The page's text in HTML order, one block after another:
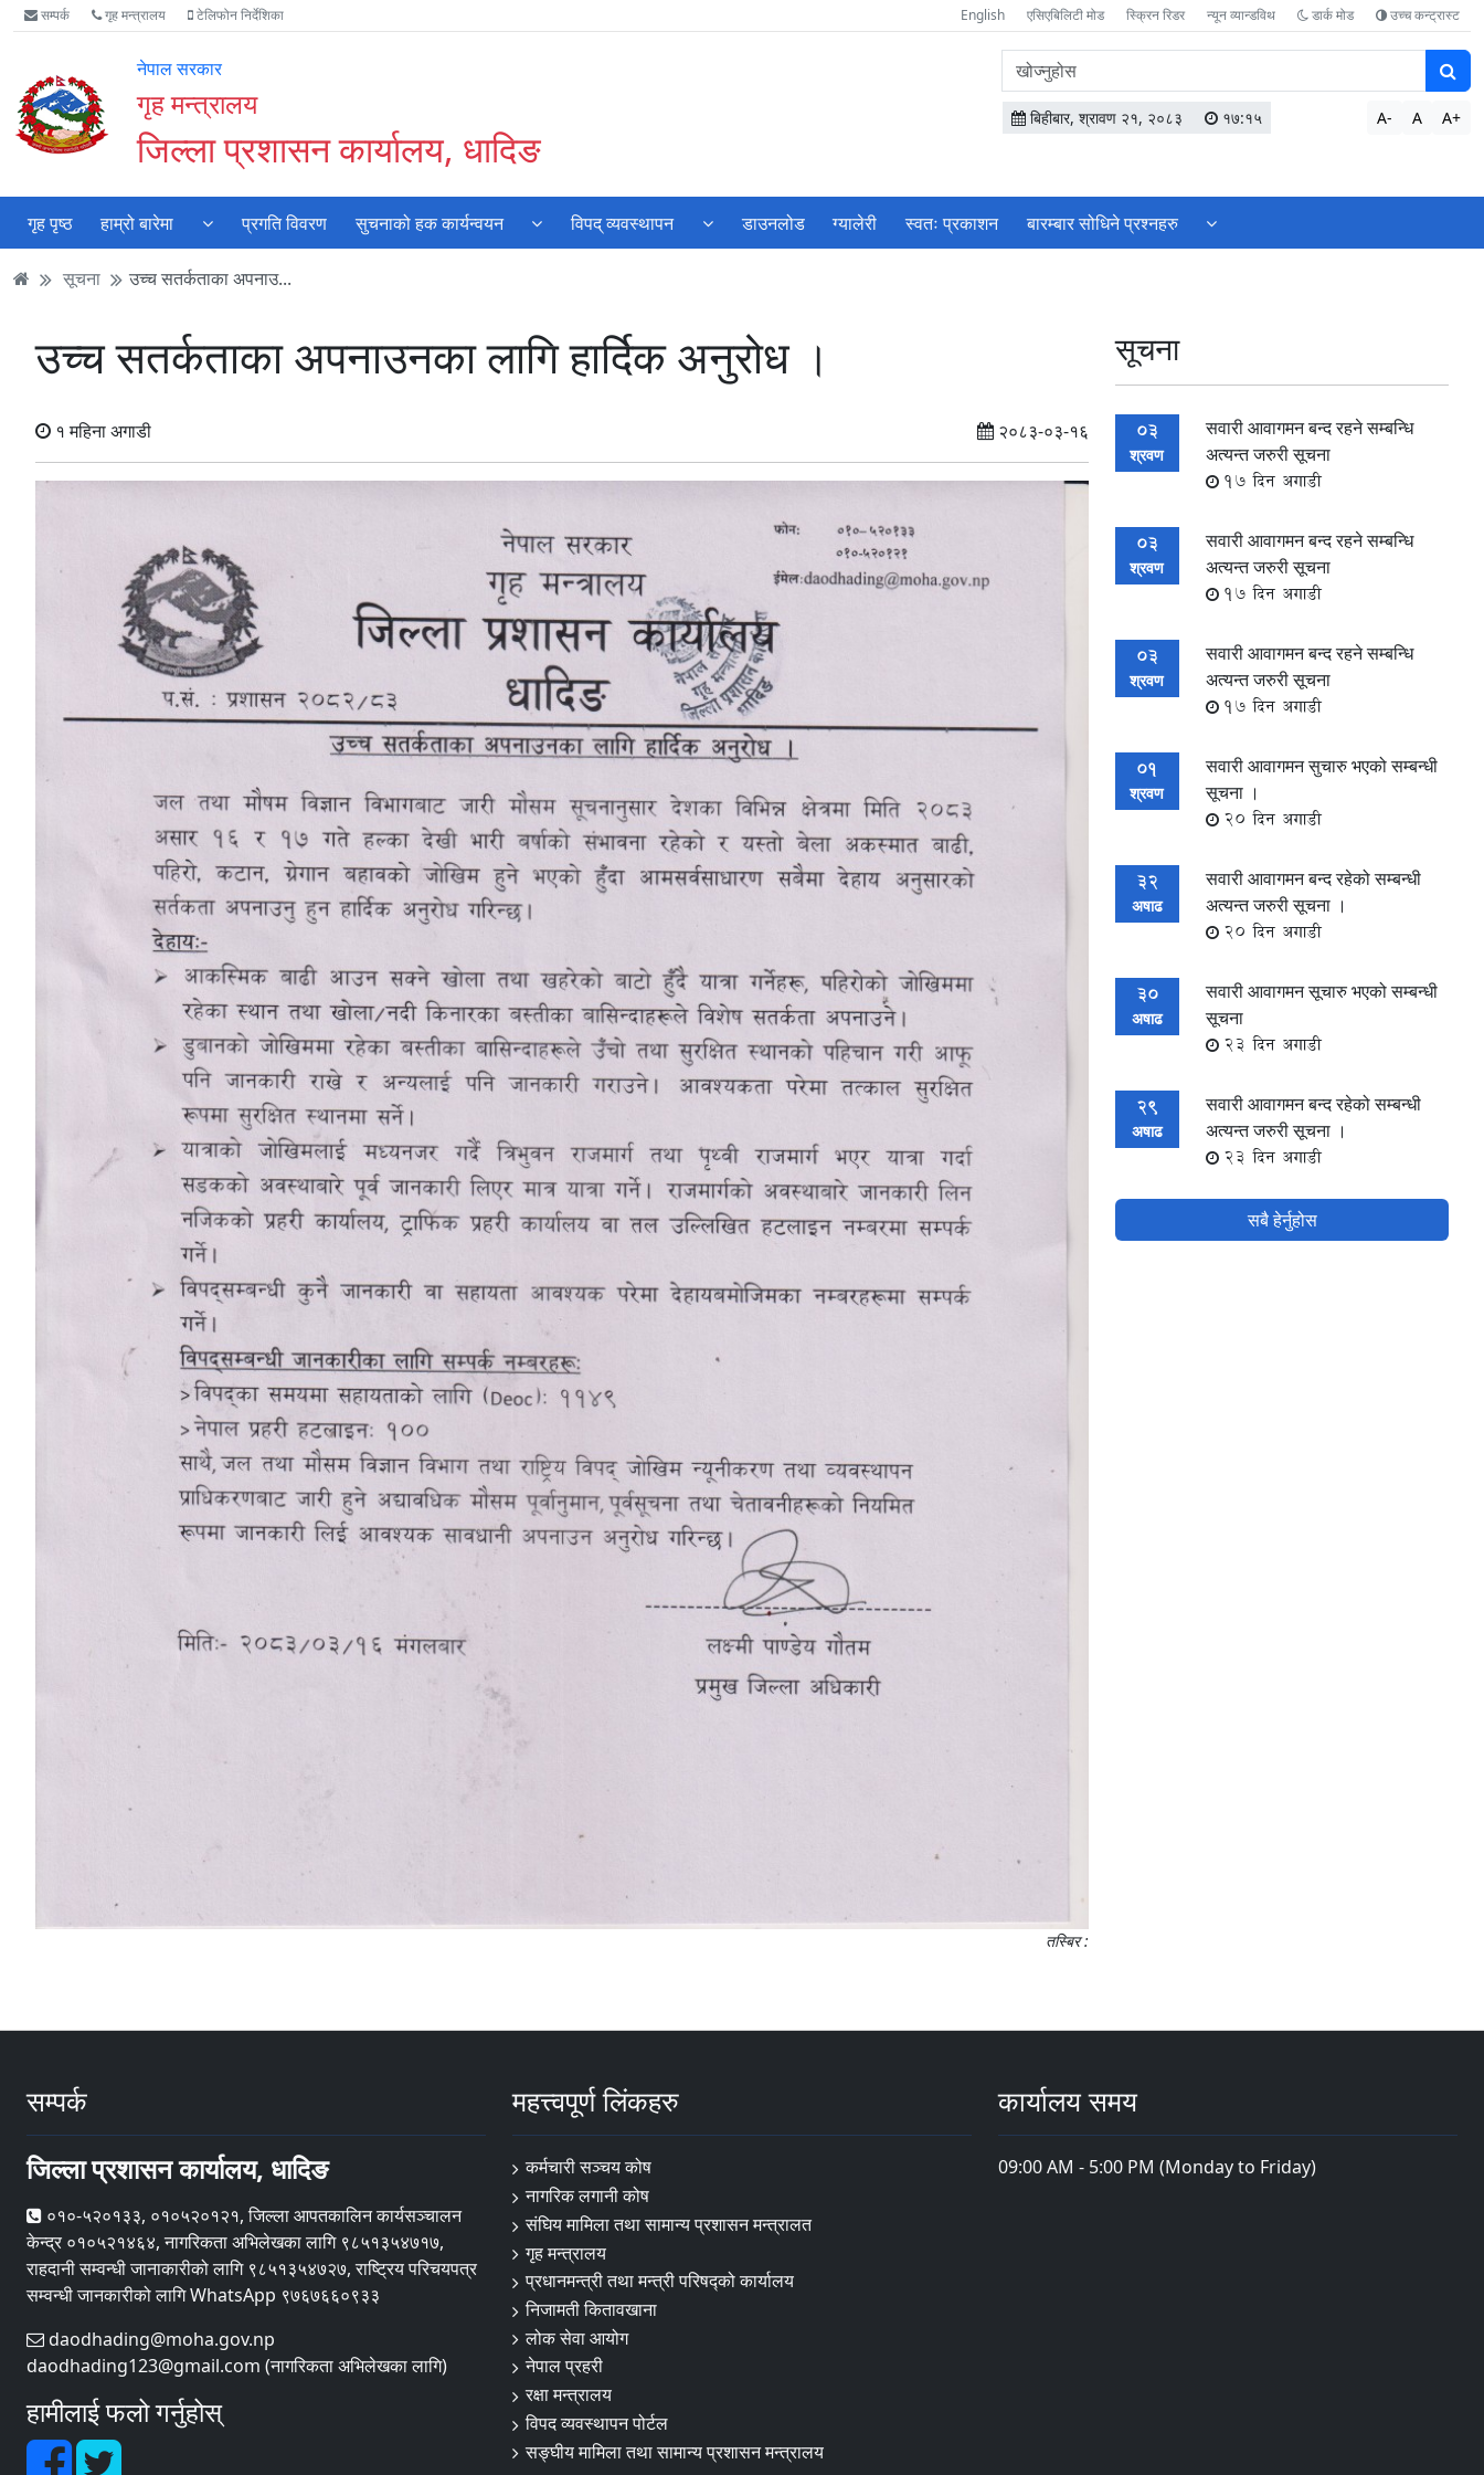
Accessibility
Mode
गर्नुहोस्
मुख्य
सामाग्री
मुख्य
नेभिगेसन
वेबसाइट
खोजमा
सम्पर्क गृह मन्त्रालय टेलिफोन निर्देशिका English एसिएबिलिटी मोड स्क्रिन रिडर न्यून व्यान्डविथ डार्क मोड उच्च कन्ट्रास्ट
नेपाल सरकार
गृह मन्त्रालय
जिल्ला प्रशासन कार्यालय, धादिङ
वेबसाइटमा
सामग्री
खोज्नुहोस
बिहीबार, श्रावण २१, २०८३ १७:१५ A- A A+
गृह पृष्ठ हाम्रो बारेमा प्रगति विवरण सुचनाको हक कार्यन्वयन विपद् व्यवस्थापन डाउनलोड ग्यालेरी स्वतः प्रकाशन बारम्बार सोधिने प्रश्नहरु
सूचना उच्च सतर्कताका अपनाउ...
उच्च सतर्कताका अपनाउनका लागि हार्दिक अनुरोध ।
१ महिना अगाडी २०८३-०३-१६
तस्बिर :
सूचना
03
श्रवण
सवारी आवागमन बन्द रहने सम्बन्धि
अत्यन्त जरुरी सूचना
17 दिन अगाडी
03
श्रवण
सवारी आवागमन बन्द रहने सम्बन्धि
अत्यन्त जरुरी सूचना
17 दिन अगाडी
03
श्रवण
सवारी आवागमन बन्द रहने सम्बन्धि
अत्यन्त जरुरी सूचना
17 दिन अगाडी
01
श्रवण
सवारी आवागमन सुचारु भएको सम्बन्धी
सूचना ।
20 दिन अगाडी
32
अषाढ
सवारी आवागमन बन्द रहेको सम्बन्धी
अत्यन्त जरुरी सूचना ।
20 दिन अगाडी
30
अषाढ
सवारी आवागमन सूचारु भएको सम्बन्धी
सूचना
23 दिन अगाडी
29
अषाढ
सवारी आवागमन बन्द रहेको सम्बन्धी
अत्यन्त जरुरी सूचना ।
23 दिन अगाडी
सबै हेर्नुहोस
सम्पर्क
जिल्ला प्रशासन कार्यालय, धादिङ
०१०-५२०१३३, ०१०५२०१२१, जिल्ला आपतकालिन कार्यसञ्चालन
केन्द्र ०१०५२१४६४, नागरिकता अभिलेखका लागि ९८५१३५४७१७,
राहदानी सम्वन्धी जानाकारीको लागि ९८५१३५४७२७, राष्ट्रिय परिचयपत्र
सम्वन्धी जानकारीको लागि WhatsApp ९७६७६६०९३३
daodhading@moha.gov.np
daodhading123@gmail.com (नागरिकता अभिलेखका लागि)
हामीलाई फलो गर्नुहोस्
महत्त्वपूर्ण लिंकहरु
कर्मचारी सञ्चय कोष
नागरिक लगानी कोष
संघिय मामिला तथा सामान्य प्रशासन मन्त्रालत
गृह मन्त्रालय
प्रधानमन्त्री तथा मन्त्री परिषद्को कार्यालय
निजामती कितावखाना
लोक सेवा आयोग
नेपाल प्रहरी
रक्षा मन्त्रालय
विपद व्यवस्थापन पोर्टल
सङ्घीय मामिला तथा सामान्य प्रशासन मन्त्रालय
कार्यालय समय
09:00 AM - 5:00 PM (Monday to Friday)